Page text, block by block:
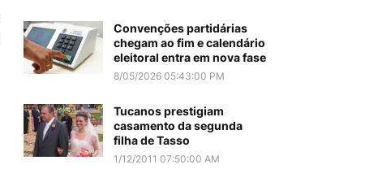
Convenções partidárias
chegam ao fim e calendário
eleitoral entra em nova fase
8/05/2026 05:43:00 PM
Tucanos prestigiam
casamento da segunda
filha de Tasso
1/12/2011 07:50:00 AM